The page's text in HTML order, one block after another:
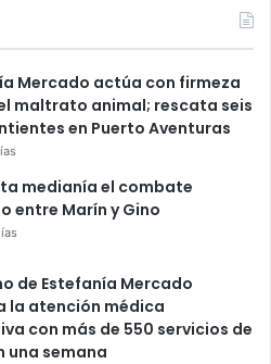
Mercado actúa con firmeza
maltrato animal; rescata seis
en Puerto Aventuras
medianía el combate
entre Marín y Gino
de Estefanía Mercado
la atención médica
con más de 550 servicios de
una semana